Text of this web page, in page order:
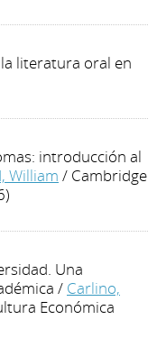
literatura oral en
introducción al
William / Cambridge
Una
/ Carlino,
Económica